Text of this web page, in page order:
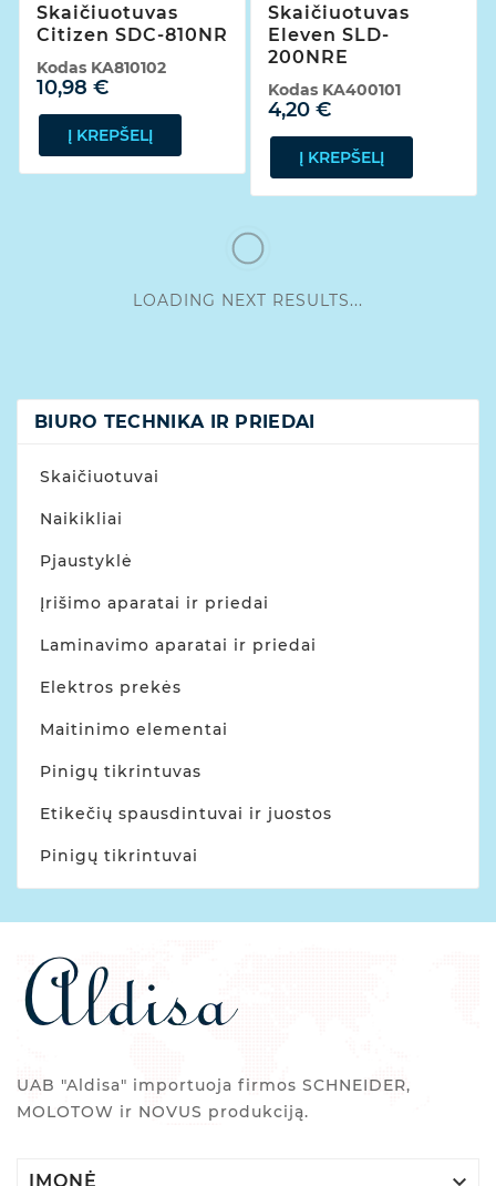
Skaičiuotuvas
Citizen SDC-810NR
10,98 €
Kodas KA810102
Į KREPŠELĮ
Skaičiuotuvas
Eleven SLD-
200NRE
4,20 €
Kodas KA400101
Į KREPŠELĮ
LOADING NEXT RESULTS...
BIURO TECHNIKA IR PRIEDAI
Skaičiuotuvai
Naikikliai
Pjaustyklė
Įrišimo aparatai ir priedai
Laminavimo aparatai ir priedai
Elektros prekės
Maitinimo elementai
Pinigų tikrintuvas
Etikečių spausdintuvai ir juostos
Pinigų tikrintuvai
UAB "Aldisa" importuoja firmos SCHNEIDER,
MOLOTOW ir NOVUS produkciją.
ĮMONĖ